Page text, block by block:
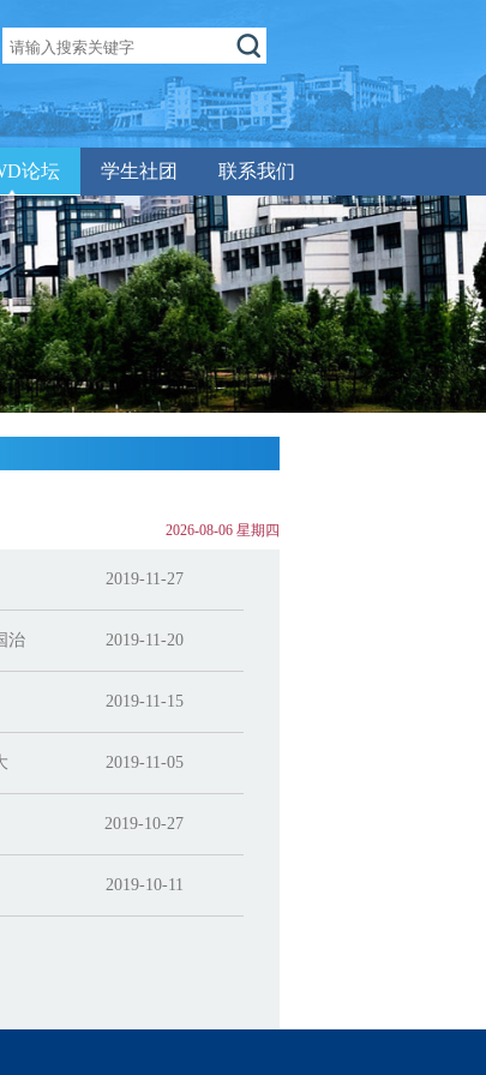
论坛 学生社团 联系我们
2026-08-06 星期四
2019-11-27
治 2019-11-20
2019-11-15
2019-11-05
2019-10-27
2019-10-11